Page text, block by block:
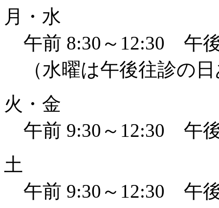
月・水
午前 8:30～12:30 午
（水曜は午後往診の
火・金
午前 9:30～12:30 午
土
午前 9:30～12:30 午